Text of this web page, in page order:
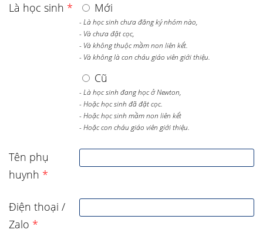
Là học sinh * Mới
- Là học sinh chưa đăng ký nhóm nào,
- Và chưa đặt cọc,
- Và không thuộc mầm non liên kết.
- Và không là con cháu giáo viên giới thiệu.
Cũ
- Là học sinh đang học ở Newton,
- Hoặc học sinh đã đặt cọc.
- Hoặc học sinh mầm non liên kết
- Hoặc con cháu giáo viên giới thiệu.
Tên phụ
huynh *
Điện thoại /
Zalo *